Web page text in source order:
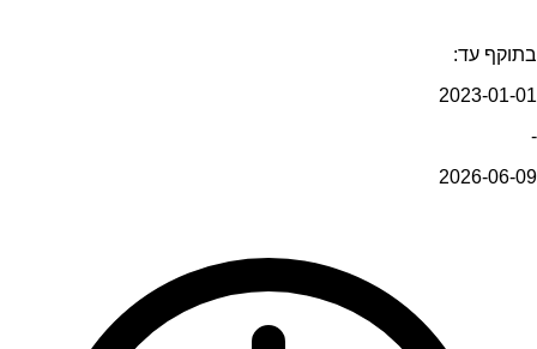
בתוקף עד:
2023-01-01
-
2026-06-09